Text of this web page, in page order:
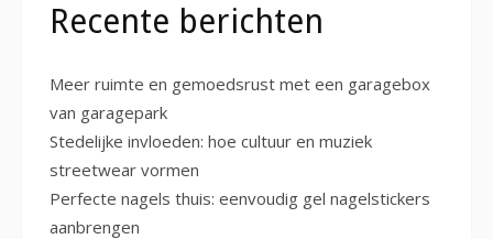
Recente berichten
Meer ruimte en gemoedsrust met een garagebox
van garagepark
Stedelijke invloeden: hoe cultuur en muziek
streetwear vormen
Perfecte nagels thuis: eenvoudig gel nagelstickers
aanbrengen